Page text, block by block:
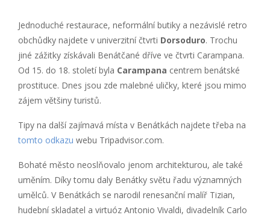
Jednoduché restaurace, neformální butiky a nezávislé retro
obchůdky najdete v univerzitní čtvrti Dorsoduro. Trochu
jiné zážitky získávali Benátčané dříve ve čtvrti Carampana.
Od 15. do 18. století byla Carampana centrem benátské
prostituce. Dnes jsou zde malebné uličky, které jsou mimo
zájem většiny turistů.
Tipy na další zajímavá místa v Benátkách najdete třeba na
tomto odkazu webu Tripadvisor.com.
Bohaté město neoslňovalo jenom architekturou, ale také
uměním. Díky tomu daly Benátky světu řadu významných
umělců. V Benátkách se narodil renesanční malíř Tizian,
hudební skladatel a virtuóz Antonio Vivaldi, divadelník Carlo